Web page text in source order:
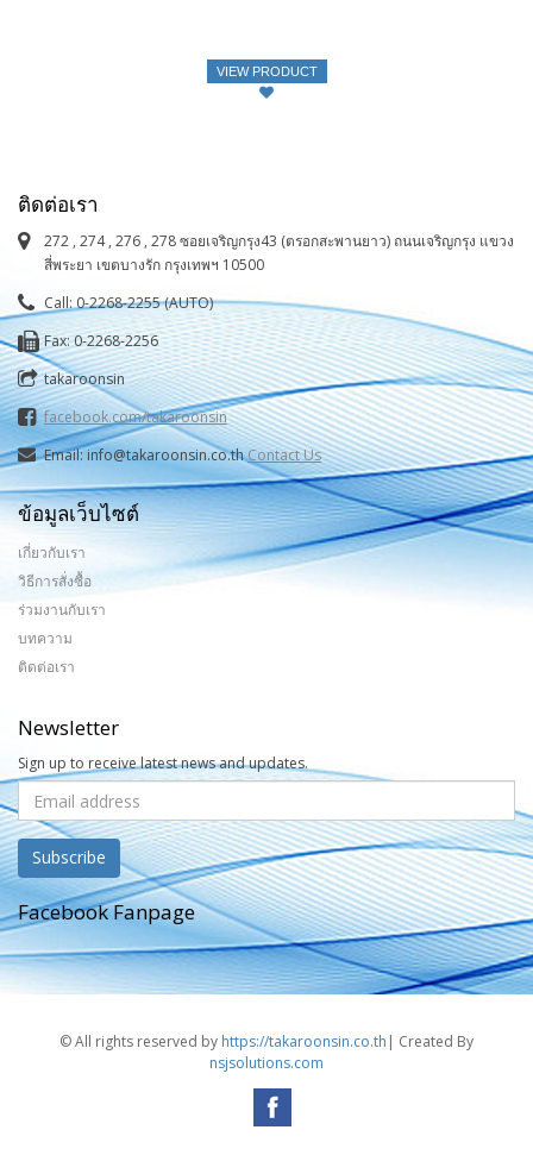
VIEW PRODUCT
ติดต่อเรา
272 , 274 , 276 , 278 ซอยเจริญกรุง43 (ตรอกสะพานยาว) ถนนเจริญกรุง แขวง
สี่พระยา เขตบางรัก กรุงเทพฯ 10500
Call: 0-2268-2255 (AUTO)
Fax: 0-2268-2256
takaroonsin
facebook.com/takaroonsin
Email: info@takaroonsin.co.thContact Us
ข้อมูลเว็บไซต์
เกี่ยวกับเรา
วิธีการสั่งซื้อ
ร่วมงานกับเรา
บทความ
ติดต่อเรา
Newsletter
Sign up to receive latest news and updates.
Facebook Fanpage
© All rights reserved by https://takaroonsin.co.th | Created By
nsjsolutions.com